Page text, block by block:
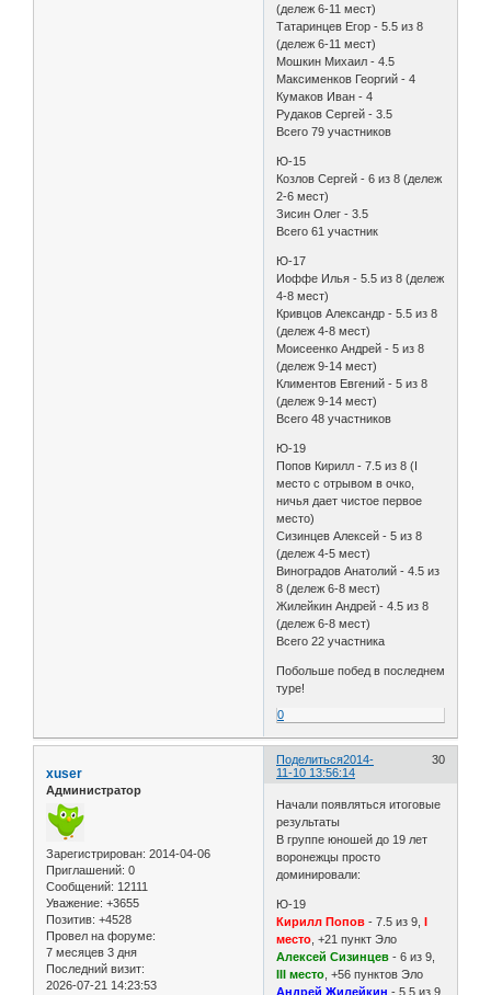
(дележ 6-11 мест)
Татаринцев Егор - 5.5 из 8
(дележ 6-11 мест)
Мошкин Михаил - 4.5
Максименков Георгий - 4
Кумаков Иван - 4
Рудаков Сергей - 3.5
Всего 79 участников
Ю-15
Козлов Сергей - 6 из 8 (дележ
2-6 мест)
Зисин Олег - 3.5
Всего 61 участник
Ю-17
Иоффе Илья - 5.5 из 8 (дележ
4-8 мест)
Кривцов Александр - 5.5 из 8
(дележ 4-8 мест)
Моисеенко Андрей - 5 из 8
(дележ 9-14 мест)
Климентов Евгений - 5 из 8
(дележ 9-14 мест)
Всего 48 участников
Ю-19
Попов Кирилл - 7.5 из 8 (I
место с отрывом в очко,
ничья дает чистое первое
место)
Сизинцев Алексей - 5 из 8
(дележ 4-5 мест)
Виноградов Анатолий - 4.5 из
8 (дележ 6-8 мест)
Жилейкин Андрей - 4.5 из 8
(дележ 6-8 мест)
Всего 22 участника
Побольше побед в последнем
туре!
0
Поделиться 30
2014-
11-10 13:56:14
xuser
Администратор
Зарегистрирован: 2014-04-06
Приглашений: 0
Сообщений: 12111
Уважение: +3655
Позитив: +4528
Провел на форуме:
7 месяцев 3 дня
Последний визит:
2026-07-21 14:23:53
Начали появляться итоговые
результаты
В группе юношей до 19 лет
воронежцы просто
доминировали:
Ю-19
Кирилл Попов - 7.5 из 9,
место , +21 пункт Эло
Алексей Сизинцев - 6 из 9,
III место , +56 пунктов Эло
Андрей Жилейкин - 5.5 из 9,